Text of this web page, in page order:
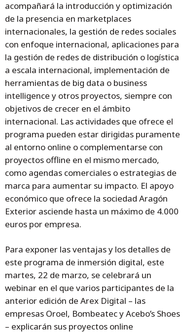
acompañará la introducción y optimización
de la presencia en marketplaces
internacionales, la gestión de redes sociales
con enfoque internacional, aplicaciones para
la gestión de redes de distribución o logística
a escala internacional, implementación de
herramientas de big data o business
intelligence y otros proyectos, siempre con
objetivos de crecer en el ámbito
internacional. Las actividades que ofrece el
programa pueden estar dirigidas puramente
al entorno online o complementarse con
proyectos offline en el mismo mercado,
como agendas comerciales o estrategias de
marca para aumentar su impacto. El apoyo
económico que ofrece la sociedad Aragón
Exterior asciende hasta un máximo de 4.000
euros por empresa.
Para exponer las ventajas y los detalles de
este programa de inmersión digital, este
martes, 22 de marzo, se celebrará un
webinar en el que varios participantes de la
anterior edición de Arex Digital – las
empresas Oroel, Bombeatec y Acebo’s Shoes
– explicarán sus proyectos online